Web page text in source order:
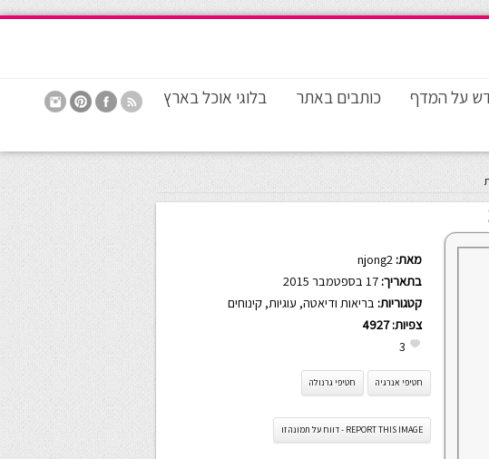
על המדף כותבים באתר בלוגי אוכל בארץ
מאת: njong2
בתאריך:
קטגוריות: בריאות ודיאטה, עוגיות, קינוחים
צפיות:4927
3
חטיפי אנרגיה חטיפי גרנולה
REPORT THIS IMAGE - דווח על תמונה זו